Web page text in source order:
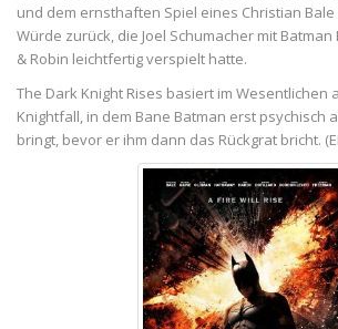
und dem ernsthaften Spiel eines Christian
Würde zurück, die Joel Schumacher mit
& Robin leichtfertig verspielt hatte.
The Dark Knight Rises basiert im Wesentlichen
Knightfall, in dem Bane Batman erst psychisch
bringt, bevor er ihm dann das Rückgrat bricht.